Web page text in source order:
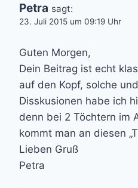
Petra sagt:
23. Juli 2015 um 09:19 Uhr
Guten Morgen,
Dein Beitrag ist echt
auf den Kopf, solche
Disskusionen habe ich
denn bei 2 Töchtern im
kommt man an diesen
Lieben Gruß
Petra